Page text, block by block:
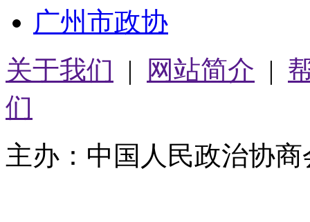
广州市政协
关于我们 | 网站简介 |
们
主办：中国人民政治协